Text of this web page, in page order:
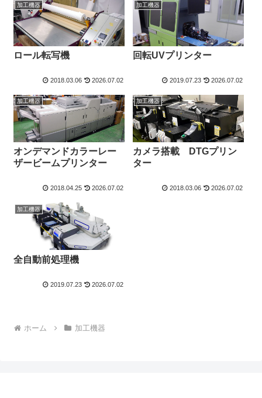
加工機器
ロール転写機
2018.03.06 2026.07.02
加工機器
回転UVプリンター
2019.07.23 2026.07.02
加工機器
オンデマンドカラーレー
ザービームプリンター
2018.04.25 2026.07.02
加工機器
カメラ搭載 DTGプリン
ター
2018.03.06 2026.07.02
加工機器
全自動前処理機
2019.07.23 2026.07.02
ホーム 加工機器